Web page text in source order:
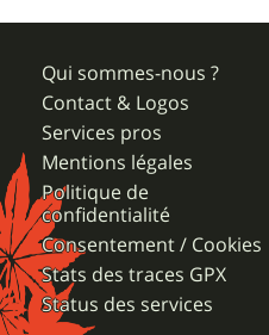
Qui sommes-nous ?
Contact & Logos
Services pros
Mentions légales
Politique de
confidentialité
Consentement / Cookies
Stats des traces GPX
Status des services